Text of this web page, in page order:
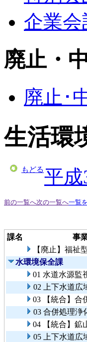
企業会
廃止・
廃止･
生活環
もどる平
前の一覧へ次の一覧へ一覧
課名 事
【廃止】福祉
水環境保全課
01 水道水源監
02 上下水道広
03 【統合】合
03 合併処理浄
04 【統合】鉱
05 上下水道広